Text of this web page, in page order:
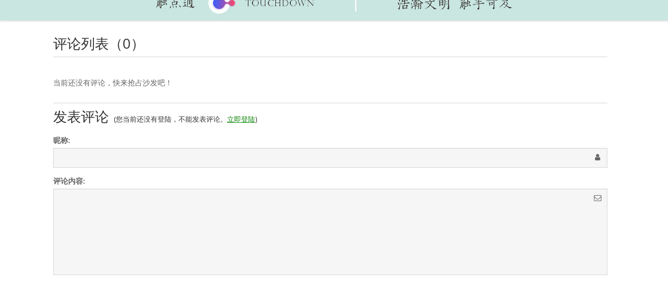
评论列表（0）
当前还没有评论，快来抢占沙发吧！
发表评论 (您当前还没有登陆，不能发表评论。 立即登陆)
昵称:
评论内容: